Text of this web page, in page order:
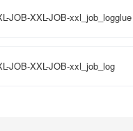
JOB-XXL-JOB-xxl_job_logglue
JOB-XXL-JOB-xxl_job_log